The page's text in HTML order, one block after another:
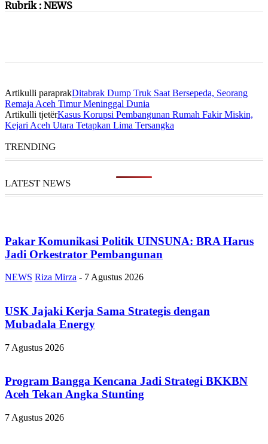
Rubrik : NEWS
Artikulli paraprakDitabrak Dump Truk Saat Bersepeda, Seorang
Remaja Aceh Timur Meninggal Dunia
Artikulli tjetërKasus Korupsi Pembangunan Rumah Fakir Miskin,
Kejari Aceh Utara Tetapkan Lima Tersangka
TRENDING
LATEST NEWS
Pakar Komunikasi Politik UINSUNA: BRA Harus
Jadi Orkestrator Pembangunan
NEWS Riza Mirza - 7 Agustus 2026
USK Jajaki Kerja Sama Strategis dengan
Mubadala Energy
7 Agustus 2026
Program Bangga Kencana Jadi Strategi BKKBN
Aceh Tekan Angka Stunting
7 Agustus 2026